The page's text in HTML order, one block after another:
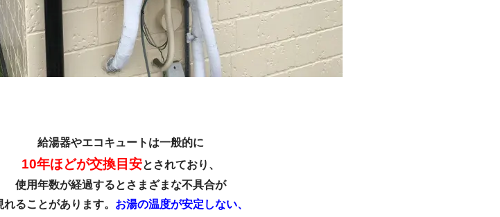
給湯器やエコキュートは一般的に
10年ほどが交換目安とされており、
使用年数が経過すると さまざまな不具合が
れることがあります。 お湯の温度が安定しない、